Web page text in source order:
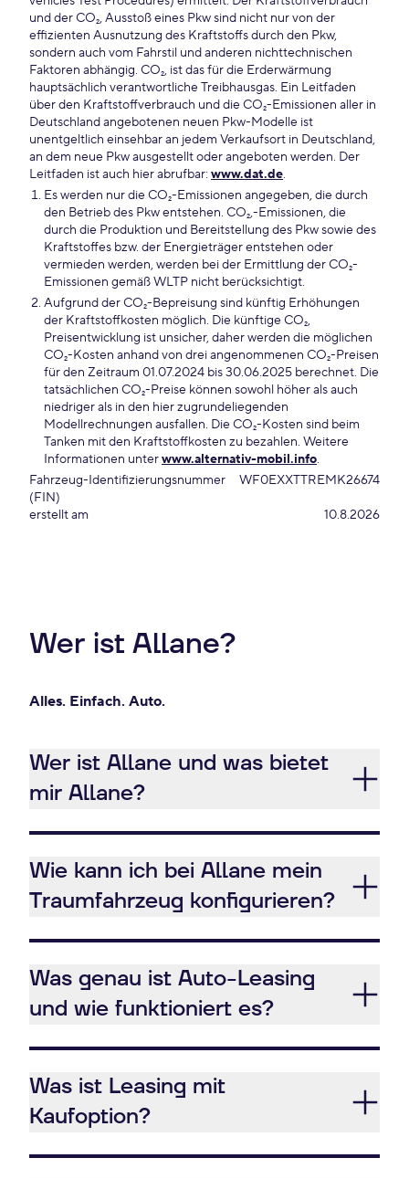
und der CO₂, Ausstoß eines Pkw sind nicht nur von der
effizienten Ausnutzung des Kraftstoffs durch den Pkw,
sondern auch vom Fahrstil und anderen nichttechnischen
Faktoren abhängig. CO₂, ist das für die Erderwärmung
hauptsächlich verantwortliche Treibhausgas. Ein Leitfaden
über den Kraftstoffverbrauch und die CO₂-Emissionen aller in
Deutschland angebotenen neuen Pkw-Modelle ist
unentgeltlich einsehbar an jedem Verkaufsort in Deutschland,
an dem neue Pkw ausgestellt oder angeboten werden. Der
Leitfaden ist auch hier abrufbar: www.dat.de.
Es werden nur die CO₂-Emissionen angegeben, die durch
den Betrieb des Pkw entstehen. CO₂,-Emissionen, die
durch die Produktion und Bereitstellung des Pkw sowie des
Kraftstoffes bzw. der Energieträger entstehen oder
vermieden werden, werden bei der Ermittlung der CO₂-
Emissionen gemäß WLTP nicht berücksichtigt.
Aufgrund der CO₂-Bepreisung sind künftig Erhöhungen
der Kraftstoffkosten möglich. Die künftige CO₂,
Preisentwicklung ist unsicher, daher werden die möglichen
CO₂-Kosten anhand von drei angenommenen CO₂-Preisen
für den Zeitraum 01.07.2024 bis 30.06.2025 berechnet. Die
tatsächlichen CO₂-Preise können sowohl höher als auch
niedriger als in den hier zugrundeliegenden
Modellrechnungen ausfallen. Die CO₂-Kosten sind beim
Tanken mit den Kraftstoffkosten zu bezahlen. Weitere
Informationen unterwww.alternativ-mobil.info.
Fahrzeug-Identifizierungsnummer
(FIN)
WF0EXXTTREMK26674
erstellt am 10.8.2026
Wer ist Allane?
Alles. Einfach. Auto.
Wer ist Allane und was bietet
mir Allane?
Wie kann ich bei Allane mein
Traumfahrzeug konfigurieren?
Was genau ist Auto-Leasing
und wie funktioniert es?
Was ist Leasing mit
Kaufoption?